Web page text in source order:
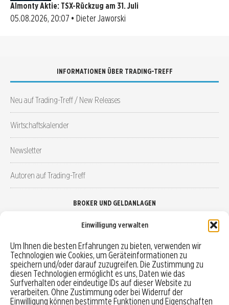
Einwilligung verwalten
Um Ihnen die besten Erfahrungen zu bieten, verwenden wir
Technologien wie Cookies, um Geräteinformationen zu
speichern und/oder darauf zuzugreifen. Die Zustimmung zu
diesen Technologien ermöglicht es uns, Daten wie das
Surfverhalten oder eindeutige IDs auf dieser Website zu
verarbeiten. Ohne Zustimmung oder bei Widerruf der
Einwilligung können bestimmte Funktionen und Eigenschaften
Almonty Aktie: TSX-Rückzug am 31. Juli
05.08.2026, 20:07 • Dieter Jaworski
INFORMATIONEN ÜBER TRADING-TREFF
Neu auf Trading-Treff / New Releases
Wirtschaftskalender
Newsletter
Autoren auf Trading-Treff
BROKER UND GELDANLAGEN
Robo-Advisor vergleichen
Depotvergleich